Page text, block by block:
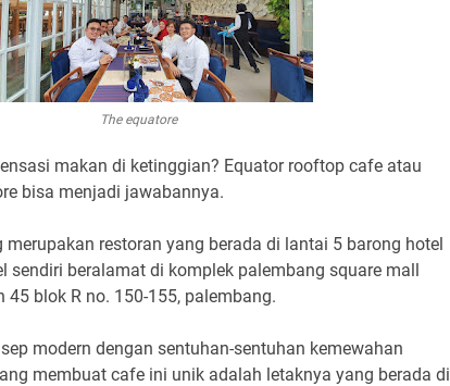
The equatore
makan di ketinggian? Equator rooftop cafe atau
bisa menjadi jawabannya.
merupakan restoran yang berada di lantai 5 barong hotel
sendiri beralamat di komplek palembang square mall
45 blok R no. 150-155, palembang.
modern dengan sentuhan-sentuhan kemewahan
membuat cafe ini unik adalah letaknya yang berada di